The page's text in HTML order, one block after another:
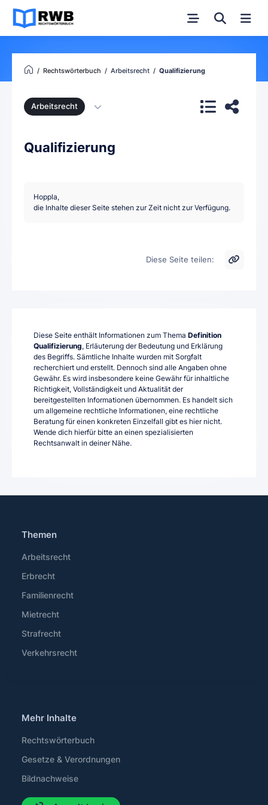
Rechtswörterbuch Arbeitsrecht Qualifizierung
Arbeitsrecht
Qualifizierung
Hoppla,
die Inhalte dieser Seite stehen zur Zeit nicht zur Verfügung.
Diese Seite teilen:
Diese Seite enthält Informationen zum Thema Definition
Qualifizierung, Erläuterung der Bedeutung und Erklärung
des Begriffs. Sämtliche Inhalte wurden mit Sorgfalt
recherchiert und erstellt. Dennoch sind alle Angaben ohne
Gewähr. Es wird insbesondere keine Gewähr für inhaltliche
Richtigkeit, Vollständigkeit und Aktualität der
bereitgestellten Informationen übernommen. Es handelt sich
um allgemeine rechtliche Informationen, eine rechtliche
Beratung für einen konkreten Einzelfall gibt es hier nicht.
Wende dich hierfür bitte an einen spezialisierten
Rechtsanwalt in deiner Nähe.
Themen
Arbeitsrecht
Erbrecht
Familienrecht
Mietrecht
Strafrecht
Verkehrsrecht
Mehr Inhalte
Rechtswörterbuch
Gesetze & Verordnungen
Bildnachweise